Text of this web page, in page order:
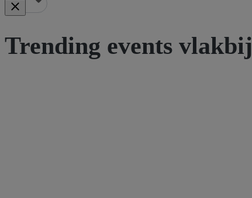
Trending events vlakbij